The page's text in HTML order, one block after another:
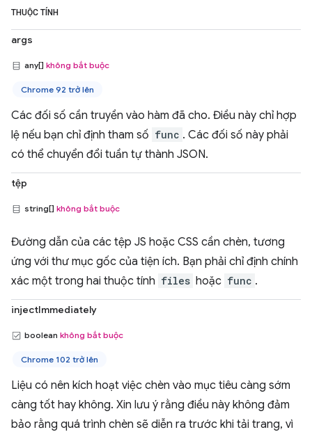
THUỘC TÍNH
args
any[] không bắt buộc
Chrome 92 trở lên
Các đối số cần truyền vào hàm đã cho. Điều này chỉ hợp
lệ nếu bạn chỉ định tham số func . Các đối số này phải
có thể chuyển đổi tuần tự thành JSON.
tệp
string[] không bắt buộc
Đường dẫn của các tệp JS hoặc CSS cần chèn, tương
ứng với thư mục gốc của tiện ích. Bạn phải chỉ định chính
xác một trong hai thuộc tính files hoặc func .
injectImmediately
boolean không bắt buộc
Chrome 102 trở lên
Liệu có nên kích hoạt việc chèn vào mục tiêu càng sớm
càng tốt hay không. Xin lưu ý rằng điều này không đảm
bảo rằng quá trình chèn sẽ diễn ra trước khi tải trang, vì